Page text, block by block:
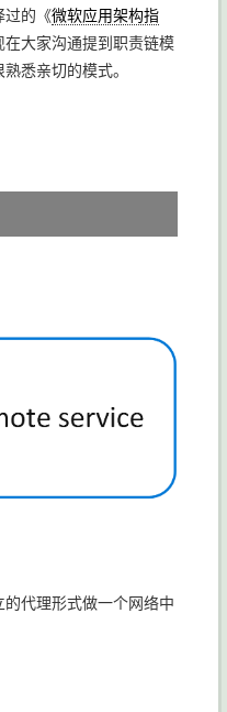
过的《微软应用架构指
大家沟通提到职责链模
悉亲切的模式。
代理形式做一个网络中